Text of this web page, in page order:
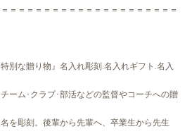
＝＝＝＝＝＝＝＝＝＝＝＝＝＝＝＝＝＝＝＝
別な贈り物』名入れ彫刻.名入れギフト.名入
ーム･クラブ･部活などの監督やコーチへの贈
を彫刻。後輩から先輩へ、卒業生から先生